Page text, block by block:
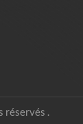
réservés .